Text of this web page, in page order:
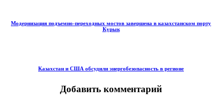
Модернизация подъемно-переходных мостов завершена в казахстанском порту
Курык
Казахстан и США обсудили энергобезопасность в регионе
Добавить комментарий